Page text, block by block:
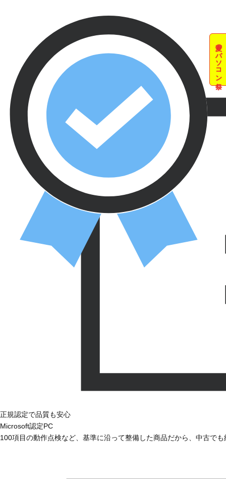
夏のパソコン祭
正規認定で品質も安心
Microsoft認定PC
100項目の動作点検など、基準に沿って整備した商品だから、中古で